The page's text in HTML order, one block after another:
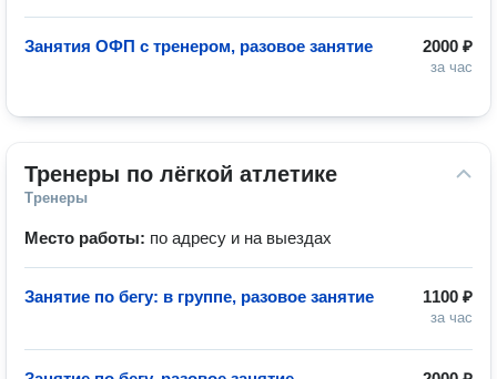
2000 ₽
за час
Занятия ОФП с тренером, разовое занятие
Тренеры по лёгкой атлетике
Тренеры
Место работы: по адресу и на выездах
1100 ₽
за час
Занятие по бегу: в группе, разовое занятие